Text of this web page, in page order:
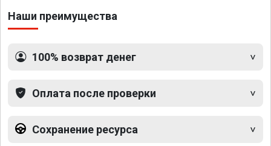
Наши преимущества
100% возврат денег
Оплата после проверки
Сохранение ресурса